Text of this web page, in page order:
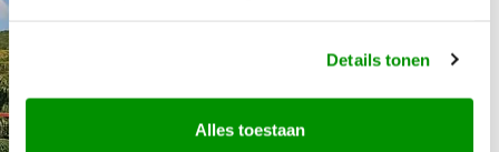
Details tonen
Alles toestaan